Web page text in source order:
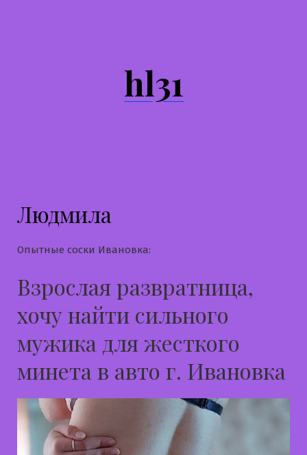
hl31
Людмила
Опытные соски Ивановка:
Взрослая развратница,
хочу найти сильного
мужика для жесткого
минета в авто г. Ивановка